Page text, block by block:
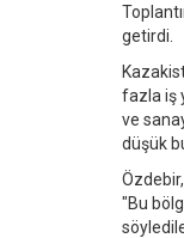
getirdi.
fazla iş
ve
düşük
"Bu